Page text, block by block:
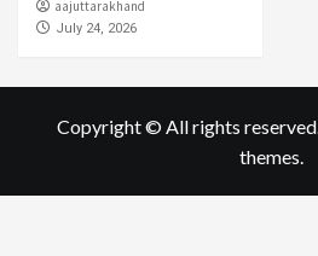
aajuttarakhand
July 24, 2026
Copyright © All rights reserved.
themes.